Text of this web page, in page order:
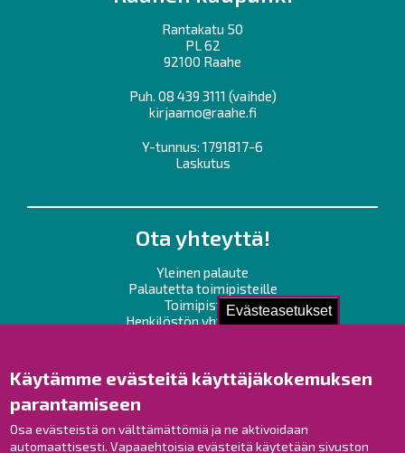
Evästeasetukset
Käytämme evästeitä käyttäjäkokemuksen
parantamiseen
Osa evästeistä on välttämättömiä ja ne aktivoidaan
automaattisesti. Vapaaehtoisia evästeitä käytetään sivuston
Rantakatu 50
PL 62
92100 Raahe
Puh. 08 439 3111 (vaihde)
kirjaamo@raahe.fi
Y-tunnus: 1791817-6
Laskutus
Ota yhteyttä!
Yleinen palaute
Palautetta toimipisteille
Toimipisteet
Henkilöstön yhteystiedot
Raahe Facebookissa
Raahe Instagramissa
Raahe LinkedInissä